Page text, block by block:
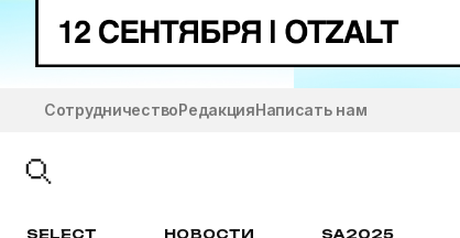
СотрудничествоРедакцияНаписать нам
SELECT НОВОСТИ SA2025